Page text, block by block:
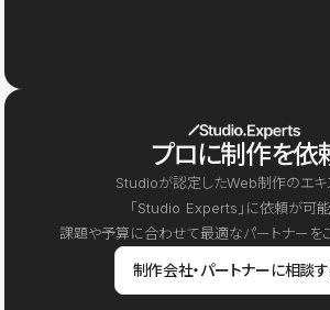
プロに制作を依
Studioが認定したWeb制作のエキ
「Studio Experts」に依頼が可能
課題や予算に合わせて最適なパートナーをご
制作会社・パートナーに相談